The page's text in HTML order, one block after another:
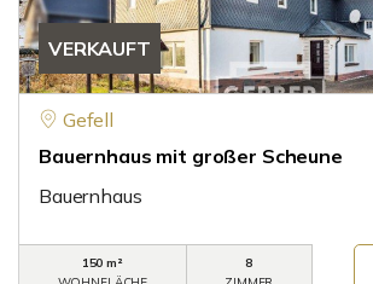
VERKAUFT
Gefell
Bauernhaus mit großer Scheune
Bauernhaus
150 m²
8